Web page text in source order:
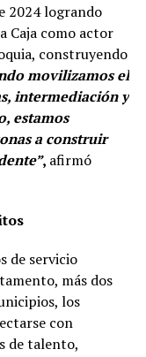
2024 logrando
Caja como actor
construyendo
movilizamos el
intermediación y
estamos
a construir
, afirmó
de servicio
más dos
los
con
de talento,